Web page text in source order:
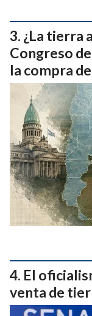
¿La tierra
Congreso
la compra
El
venta de